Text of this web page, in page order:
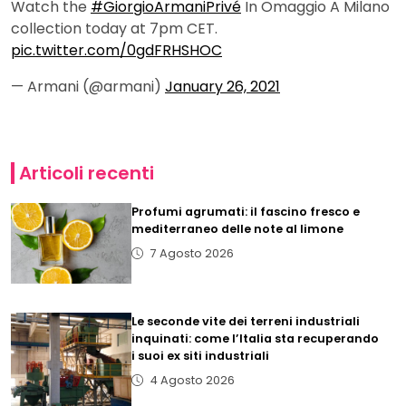
Watch the #GiorgioArmaniPrivé In Omaggio A Milano
collection today at 7pm CET.
pic.twitter.com/0gdFRHSHOC
— Armani (@armani) January 26, 2021
Articoli recenti
Profumi agrumati: il fascino fresco e
mediterraneo delle note al limone
7 Agosto 2026
Le seconde vite dei terreni industriali
inquinati: come l’Italia sta recuperando
i suoi ex siti industriali
4 Agosto 2026